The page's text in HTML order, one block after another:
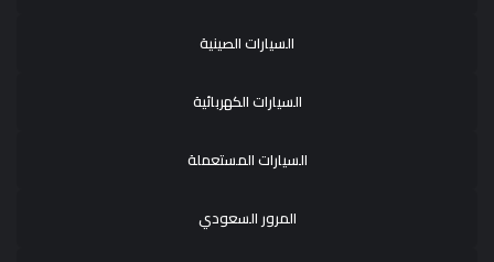
السيارات الصينية
السيارات الكهربائية
السيارات المستعملة
المرور السعودي